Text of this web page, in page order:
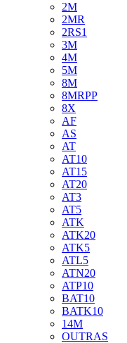
2M
2MR
2RS1
3M
4M
5M
8M
8MRPP
8X
AF
AS
AT
AT10
AT15
AT20
AT3
AT5
ATK
ATK20
ATK5
ATL5
ATN20
ATP10
BAT10
BATK10
14M
OUTRAS